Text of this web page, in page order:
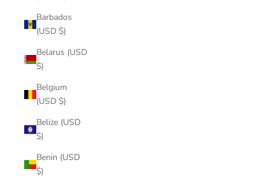
Barbados
(USD $)
Belarus (USD
$)
Belgium
(USD $)
Belize (USD
$)
Benin (USD
$)